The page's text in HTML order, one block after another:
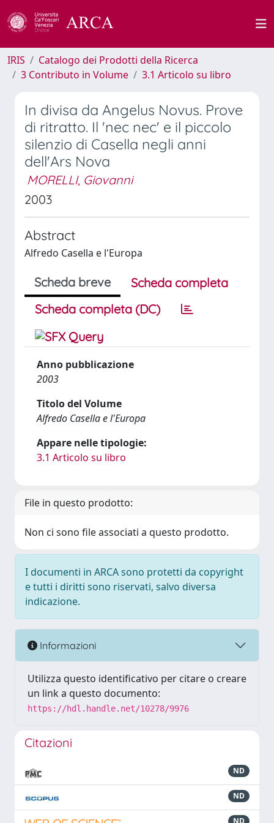
IRIS
Catalogo dei Prodotti della Ricerca
3 Contributo in Volume
3.1 Articolo su libro
In divisa da Angelus Novus. Prove
di ritratto. Il 'nec nec' e il piccolo
silenzio di Casella negli anni
dell'Ars Nova
MORELLI, Giovanni
2003
Abstract
Alfredo Casella e l'Europa
Scheda breve
Scheda completa
Scheda completa (DC)
Anno pubblicazione
2003
Titolo del Volume
Alfredo Casella e l'Europa
Appare nelle tipologie:
3.1 Articolo su libro
File in questo prodotto:
Non ci sono file associati a questo prodotto.
I documenti in ARCA sono protetti da copyright
e tutti i diritti sono riservati, salvo diversa
indicazione.
Informazioni
Utilizza questo identificativo per citare o creare
un link a questo documento:
https://hdl.handle.net/10278/9976
Citazioni
ND
ND